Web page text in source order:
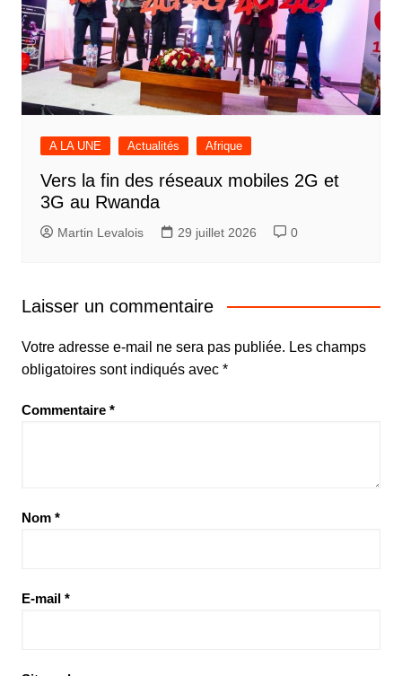
A LA UNE Actualités Afrique
Vers la fin des réseaux mobiles 2G et
3G au Rwanda
Martin Levalois 29 juillet 2026 0
Laisser un commentaire
Votre adresse e-mail ne sera pas publiée. Les champs
obligatoires sont indiqués avec *
Commentaire *
Nom *
E-mail *